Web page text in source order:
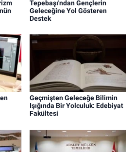
Tepebaşı'ndan Gençlerin
Geleceğine Yol Gösteren
Destek
Geçmişten Geleceğe Bilimin
Işığında Bir Yolculuk: Edebiyat
Fakültesi